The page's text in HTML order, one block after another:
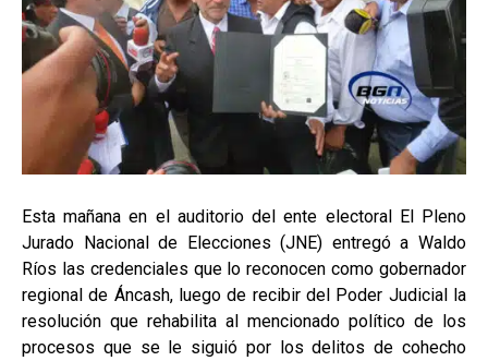
Esta mañana en el auditorio del ente electoral El Pleno
Jurado Nacional de Elecciones (JNE) entregó a Waldo
Ríos las credenciales que lo reconocen como gobernador
regional de Áncash, luego de recibir del Poder Judicial la
resolución que rehabilita al mencionado político de los
procesos que se le siguió por los delitos de cohecho